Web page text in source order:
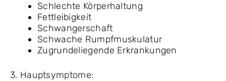
Schlechte Körperhaltung
Fettleibigkeit
Schwangerschaft
Schwache Rumpfmuskulatur
Zugrundeliegende Erkrankungen
3. Hauptsymptome: